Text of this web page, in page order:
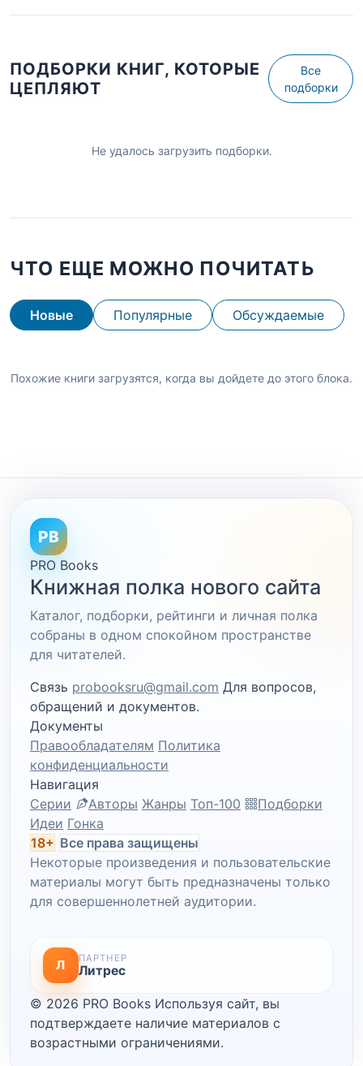
ПОДБОРКИ КНИГ, КОТОРЫЕ
ЦЕПЛЯЮТ
Все
подборки
Не удалось загрузить подборки.
ЧТО ЕЩЕ МОЖНО ПОЧИТАТЬ
Новые Популярные Обсуждаемые
Похожие книги загрузятся, когда вы дойдете до этого блока.
PB
PRO Books
Книжная полка нового сайта
Каталог, подборки, рейтинги и личная полка
собраны в одном спокойном пространстве
для читателей.
Связь probooksru@gmail.com Для вопросов,
обращений и документов.
Документы
Правообладателям Политика
конфиденциальности
Навигация
Серии
Авторы Жанры Топ-100
Подборки
Идеи Гонка
18+ Все права защищены
Некоторые произведения и пользовательские
материалы могут быть предназначены только
для совершеннолетней аудитории.
Л ПАРТНЕР
Литрес
© 2026 PRO Books Используя сайт, вы
подтверждаете наличие материалов с
возрастными ограничениями.